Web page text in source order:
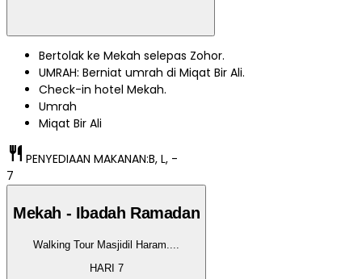
Bertolak ke Mekah selepas Zohor.
UMRAH: Berniat umrah di Miqat Bir Ali.
Check-in hotel Mekah.
Umrah
Miqat Bir Ali
restaurant PENYEDIAAN MAKANAN:B, L, -
7
Mekah - Ibadah Ramadan
Walking Tour Masjidil Haram....
HARI 7